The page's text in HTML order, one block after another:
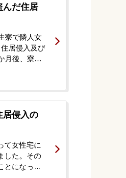
が良い」
ました。
心配して
んだ住居
寮で隣人女
居侵入及び
月後、寮に
として特
は盗まれ
した。逮捕
当番弁護士
るなど示談
で就職活動
たいとの
た。
居侵入の
て女性宅に
した。その
とになった